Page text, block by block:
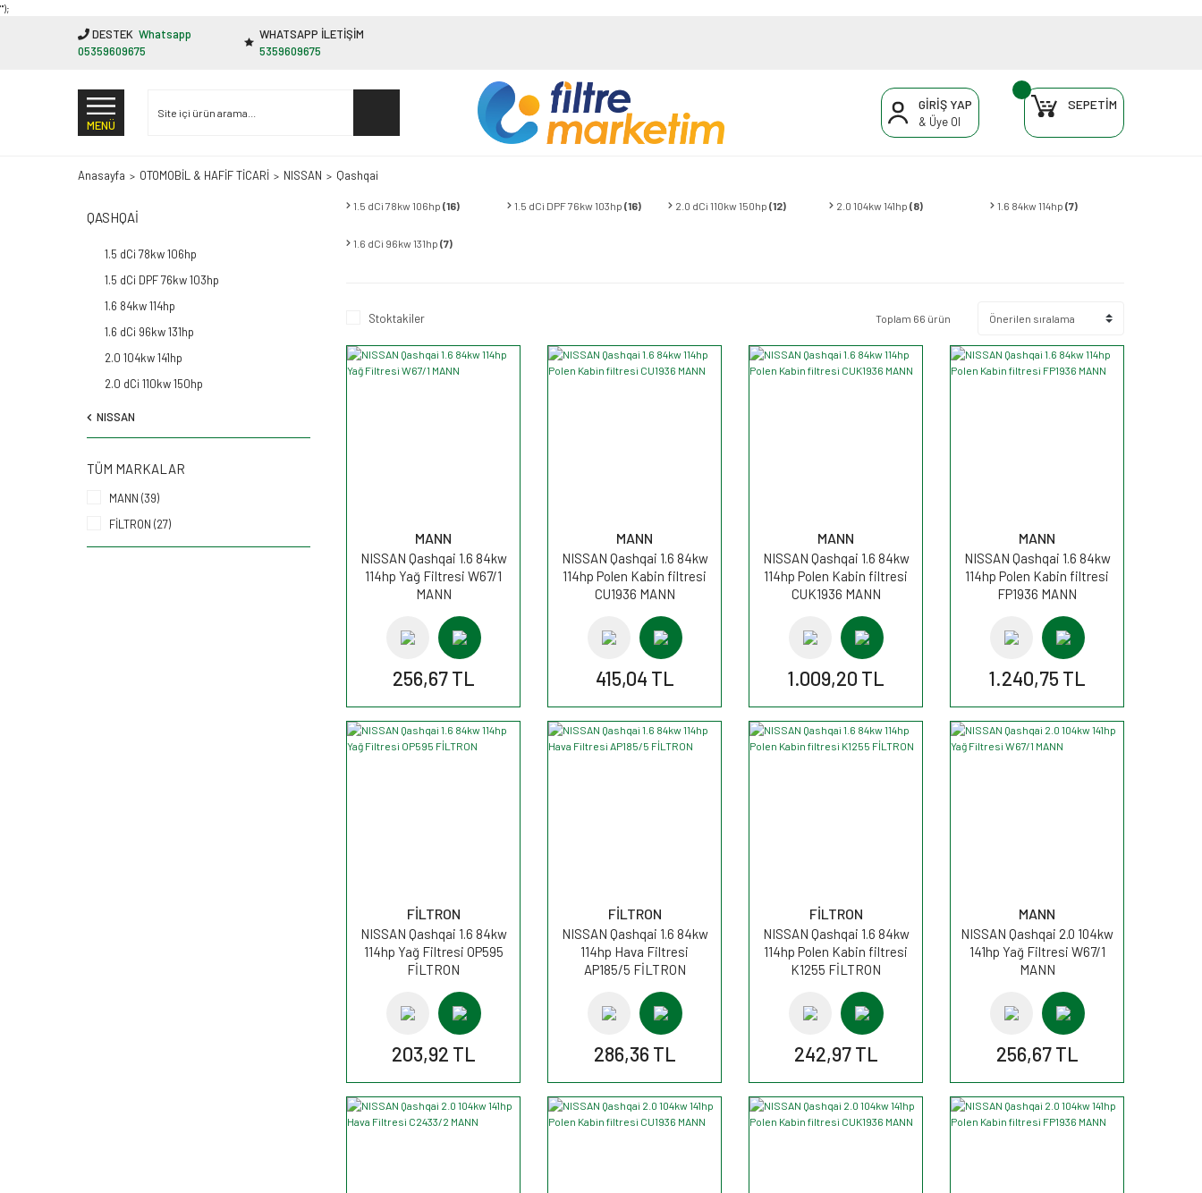
"');
DESTEK Whatsapp
05359609675
WHATSAPP İLETİŞİM
5359609675
MENÜ
GİRİŞ YAP
& Üye Ol
SEPETİM
Anasayfa OTOMOBİL & HAFİF TİCARİ NISSAN Qashqai
QASHQAI
1.5 dCi 78kw 106hp
1.5 dCi DPF 76kw 103hp
1.6 84kw 114hp
1.6 dCi 96kw 131hp
2.0 104kw 141hp
2.0 dCi 110kw 150hp
NISSAN
TÜM MARKALAR
MANN (39)
FİLTRON (27)
1.5 dCi 78kw 106hp (16) 1.5 dCi DPF 76kw 103hp (16) 2.0 dCi 110kw 150hp (12) 2.0 104kw 141hp (8) 1.6 84kw 114hp (7)
1.6 dCi 96kw 131hp (7)
Stoktakiler Toplam 66 ürün
MANN
NISSAN Qashqai 1.6 84kw
114hp Yağ Filtresi W67/1
MANN
256,67 TL
MANN
NISSAN Qashqai 1.6 84kw
114hp Polen Kabin filtresi
CU1936 MANN
415,04 TL
MANN
NISSAN Qashqai 1.6 84kw
114hp Polen Kabin filtresi
CUK1936 MANN
1.009,20 TL
MANN
NISSAN Qashqai 1.6 84kw
114hp Polen Kabin filtresi
FP1936 MANN
1.240,75 TL
FİLTRON
NISSAN Qashqai 1.6 84kw
114hp Yağ Filtresi OP595
FİLTRON
203,92 TL
FİLTRON
NISSAN Qashqai 1.6 84kw
114hp Hava Filtresi
AP185/5 FİLTRON
286,36 TL
FİLTRON
NISSAN Qashqai 1.6 84kw
114hp Polen Kabin filtresi
K1255 FİLTRON
242,97 TL
MANN
NISSAN Qashqai 2.0 104kw
141hp Yağ Filtresi W67/1
MANN
256,67 TL